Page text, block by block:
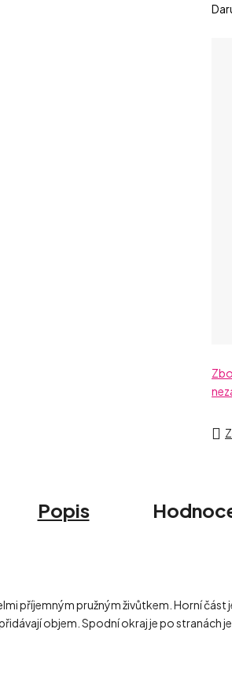
Popis
příjemným pružným živůtkem. Horní
objem. Spodní okraj je po stranách